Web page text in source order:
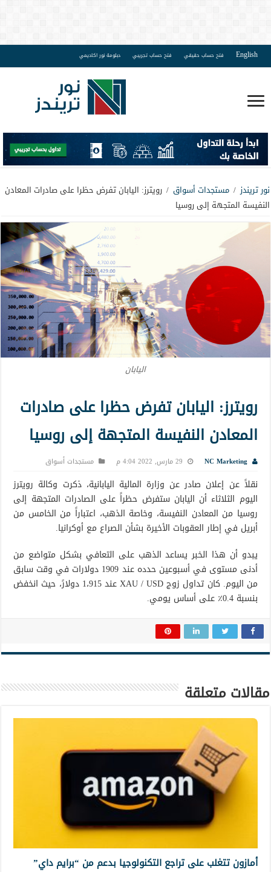
English فتح حساب حقيقي فتح حساب تجريبي دبلومة نور اكاديمي
نور تريندز / مستجدات أسواق / رويترز: اليابان تفرض حظرا على صادرات المعادن
النفيسة المتجهة إلى روسيا
اليابان
رويترز: اليابان تفرض حظرا على صادرات
المعادن النفيسة المتجهة إلى روسيا
NC Marketing 29 مارس, 2022 4:04 م مستجدات أسواق
نقلاً عن إعلان صادر عن وزارة المالية اليابانية، ذكرت وكالة رويترز
اليوم الثلاثاء أن اليابان ستفرض حظراً على الصادرات المتجهة إلى
روسيا من المعادن النفيسة، وخاصة الذهب، اعتباراً من الخامس من
أبريل في إطار العقوبات الأخيرة بشأن الصراع مع أوكرانيا.
يبدو أن هذا الخبر يساعد الذهب على التعافي بشكل متواضع من
أدنى مستوى في أسبوعين حدده عند 1909 دولارات في وقت سابق
من اليوم. كان تداول زوج XAU / USD عند 1،915 دولارً، حيث انخفض
بنسبة 0.4٪ على أساس يومي.
مقالات متعلقة
أمازون تتغلب على تراجع التكنولوجيا بدعم من “برايم داي”